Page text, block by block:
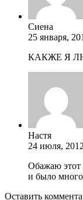
Сиена
25 января,
КАКЖЕ Я
Настя
24 июля,
Обажаю этот
и было
Оставить